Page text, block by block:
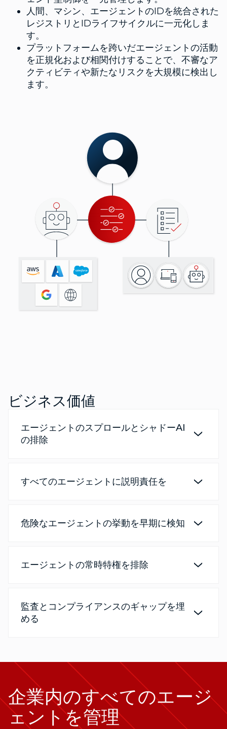
人間、マシン、エージェントのIDを統合された
レジストリとIDライフサイクルに一元化しま
す。
プラットフォームを跨いだエージェントの活動
を正規化および相関付けすることで、不審なア
クティビティや新たなリスクを大規模に検出し
ます。
ビジネス価値
エージェントのスプロールとシャドーAI
の排除
すべてのエージェントに説明責任を
危険なエージェントの挙動を早期に検知
エージェントの常時特権を排除
監査とコンプライアンスのギャップを埋
める
企業内のすべてのエージ
ェントを管理